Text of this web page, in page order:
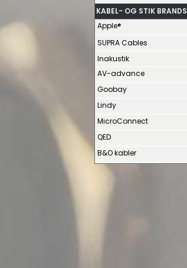
KABEL- OG STIK BRANDS
Apple®
SUPRA Cables
Inakustik
AV-advance
Goobay
Lindy
MicroConnect
QED
B&O kabler